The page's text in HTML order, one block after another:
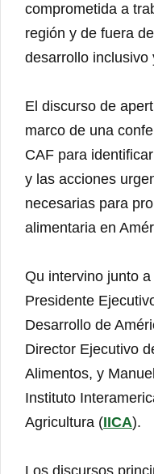
comprometida a
región y de fuera
desarrollo inclusivo
El discurso de
marco de una
CAF para
y las acciones
necesarias para
alimentaria en
Qu intervino junto
Presidente
Desarrollo de
Director Ejecutivo
Alimentos, y
Instituto
Agricultura (IICA).